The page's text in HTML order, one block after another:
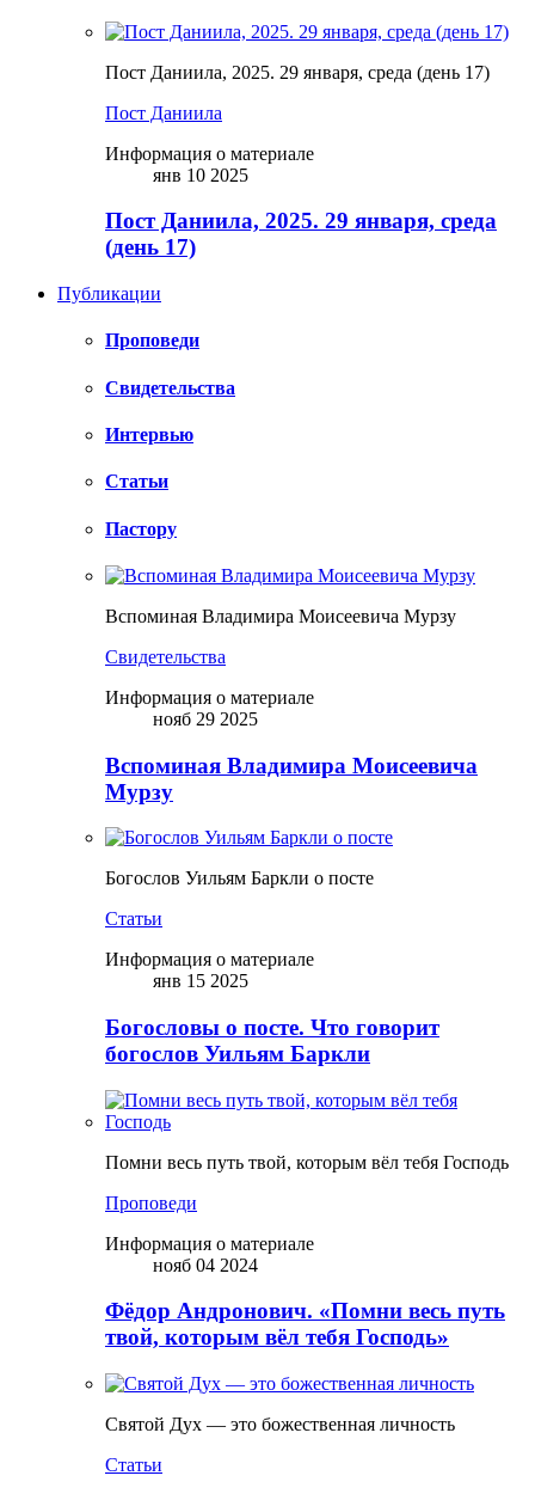
Пост Даниила, 2025. 29 января, среда (день 17)
Пост Даниила
Информация о материале
янв 10 2025
Пост Даниила, 2025. 29 января, среда
(день 17)
Публикации
Проповеди
Свидетельства
Интервью
Статьи
Пастору
Вспоминая Владимира Моисеевича Мурзу
Свидетельства
Информация о материале
нояб 29 2025
Вспоминая Владимира Моисеевича
Мурзу
Богослов Уильям Баркли о посте
Статьи
Информация о материале
янв 15 2025
Богословы о посте. Что говорит
богослов Уильям Баркли
Помни весь путь твой, которым вёл тебя Господь
Проповеди
Информация о материале
нояб 04 2024
Фёдор Андронович. «Помни весь путь
твой, которым вёл тебя Господь»
Святой Дух — это божественная личность
Статьи